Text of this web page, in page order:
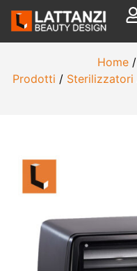
Home/
Prodotti / Sterilizzatori